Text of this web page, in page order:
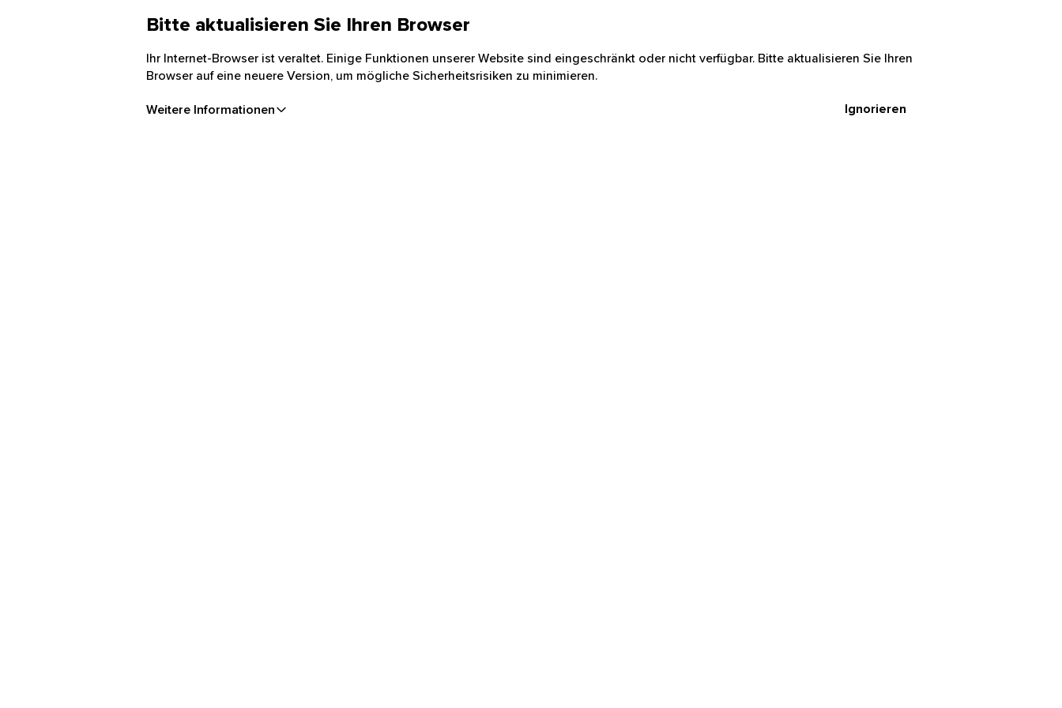
Bitte aktualisieren Sie Ihren Browser
Ihr Internet-Browser ist veraltet. Einige Funktionen unserer Website sind eingeschränkt oder nicht verfügbar. Bitte aktualisieren Sie Ihren
Browser auf eine neuere Version, um mögliche Sicherheitsrisiken zu minimieren.
Weitere Informationen Ignorieren